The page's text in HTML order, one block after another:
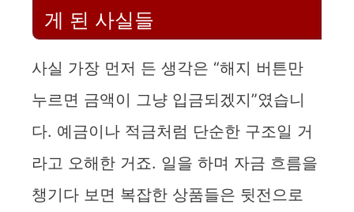
게 된 사실들
사실 가장 먼저 든 생각은 “해지 버튼만
누르면 금액이 그냥 입금되겠지”였습니
다. 예금이나 적금처럼 단순한 구조일 거
라고 오해한 거죠. 일을 하며 자금 흐름을
챙기다 보면 복잡한 상품들은 뒷전으로